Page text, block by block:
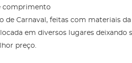
comprimento
de Carnaval, feitas com materiais
em diversos lugares
preço.